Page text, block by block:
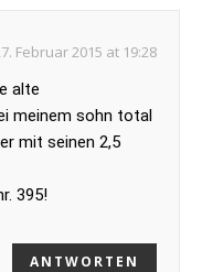
Februar 2015 at 19:28
alte
meinem sohn total
mit seinen 2,5
395!
ANTWORTEN